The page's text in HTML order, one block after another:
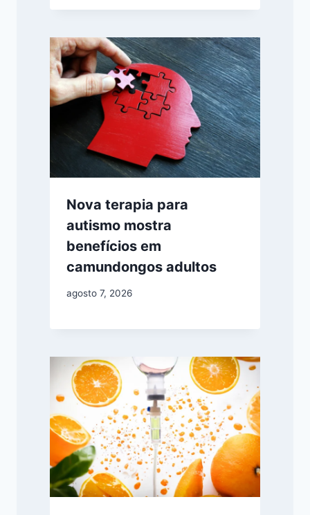
Nova terapia para
autismo mostra
benefícios em
camundongos adultos
agosto 7, 2026